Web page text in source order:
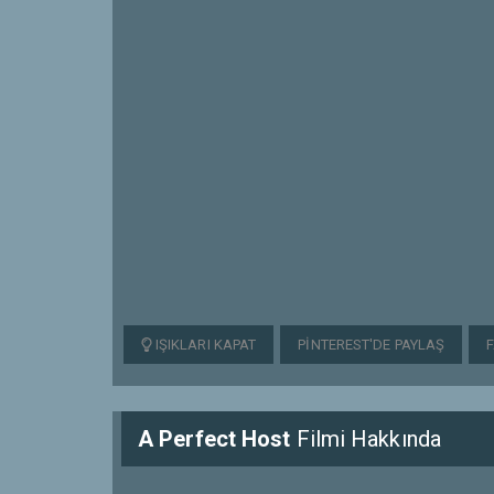
IŞIKLARI KAPAT PINTEREST'DE PAYLAŞ
A Perfect Host Filmi Hakkında